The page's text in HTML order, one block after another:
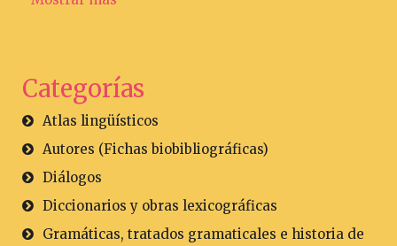
Categorías
Atlas lingüísticos
Autores (Fichas biobibliográficas)
Diálogos
Diccionarios y obras lexicográficas
Gramáticas, tratados gramaticales e historia de